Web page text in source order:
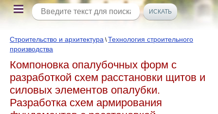
Строительство и архитектура \Технология строительного
производства
Компоновка опалубочных форм с
разработкой схем расстановки щитов и
силовых элементов опалубки.
Разработка схем армирования